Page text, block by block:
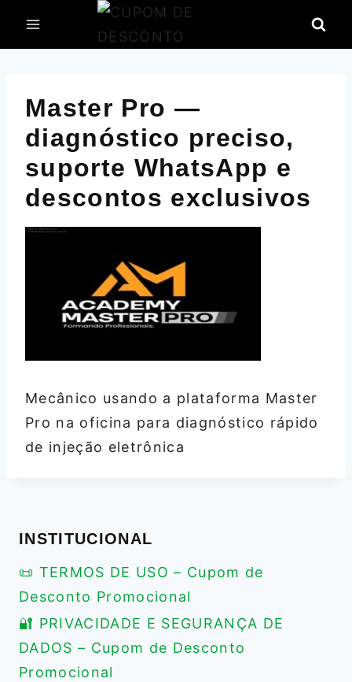
Master Pro —
diagnóstico preciso,
suporte WhatsApp e
descontos exclusivos
Mecânico usando a plataforma Master
Pro na oficina para diagnóstico rápido
de injeção eletrônica
INSTITUCIONAL
📜 TERMOS DE USO – Cupom de
Desconto Promocional
🔐 PRIVACIDADE E SEGURANÇA DE
DADOS – Cupom de Desconto
Promocional